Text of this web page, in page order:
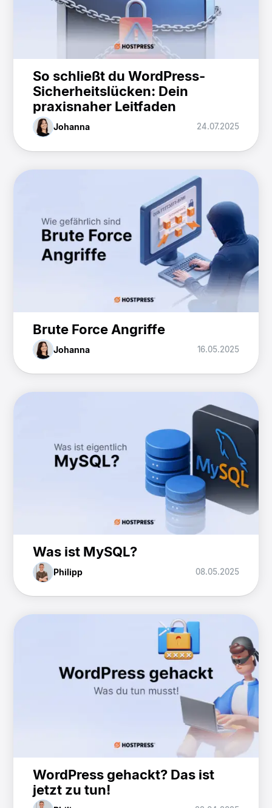
So schließt du WordPress-
Sicherheitslücken: Dein
praxisnaher Leitfaden
Johanna 24.07.2025
Brute Force Angriffe
Johanna 16.05.2025
Was ist MySQL?
Philipp 08.05.2025
WordPress gehackt? Das ist
jetzt zu tun!